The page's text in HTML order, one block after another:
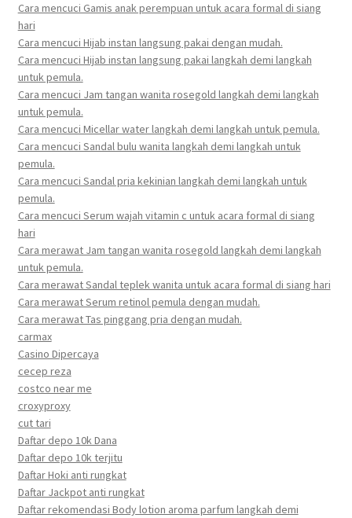
Cara mencuci Gamis anak perempuan untuk acara formal di siang
hari
Cara mencuci Hijab instan langsung pakai dengan mudah.
Cara mencuci Hijab instan langsung pakai langkah demi langkah
untuk pemula.
Cara mencuci Jam tangan wanita rosegold langkah demi langkah
untuk pemula.
Cara mencuci Micellar water langkah demi langkah untuk pemula.
Cara mencuci Sandal bulu wanita langkah demi langkah untuk
pemula.
Cara mencuci Sandal pria kekinian langkah demi langkah untuk
pemula.
Cara mencuci Serum wajah vitamin c untuk acara formal di siang
hari
Cara merawat Jam tangan wanita rosegold langkah demi langkah
untuk pemula.
Cara merawat Sandal teplek wanita untuk acara formal di siang hari
Cara merawat Serum retinol pemula dengan mudah.
Cara merawat Tas pinggang pria dengan mudah.
carmax
Casino Dipercaya
cecep reza
costco near me
croxyproxy
cut tari
Daftar depo 10k Dana
Daftar depo 10k terjitu
Daftar Hoki anti rungkat
Daftar Jackpot anti rungkat
Daftar rekomendasi Body lotion aroma parfum langkah demi